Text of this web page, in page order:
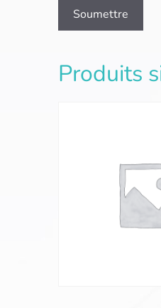
Produits